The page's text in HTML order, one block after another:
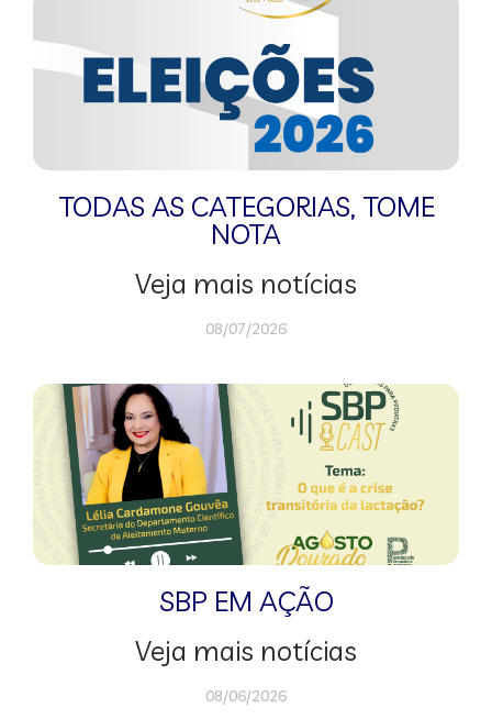
TODAS AS CATEGORIAS, TOME
NOTA
Veja mais notícias
08/07/2026
SBP EM AÇÃO
Veja mais notícias
08/06/2026